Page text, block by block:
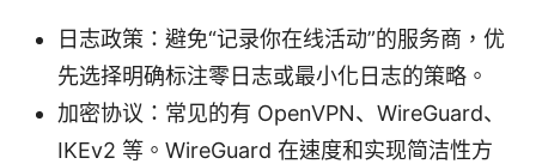
日志政策：避免“记录你在线活动”的服务商，优
先选择明确标注零日志或最小化日志的策略。
加密协议：常见的有 OpenVPN、WireGuard、
IKEv2 等。WireGuard 在速度和实现简洁性方